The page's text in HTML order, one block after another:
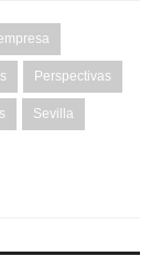
Perspectivas
Sevilla